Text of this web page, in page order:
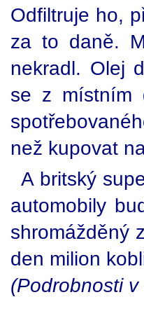
Odfiltruje ho,
za to daně.
nekradl. Olej
se z místním
než kupovat
A britský
automobily
shromážděný
den milion
(Podrobnosti